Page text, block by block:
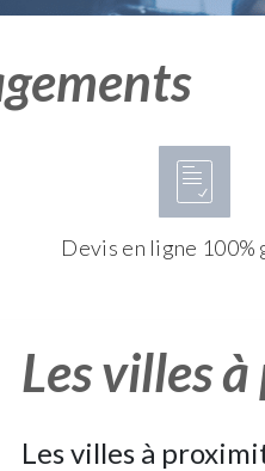
Devis en ligne
Les villes
Les villes à